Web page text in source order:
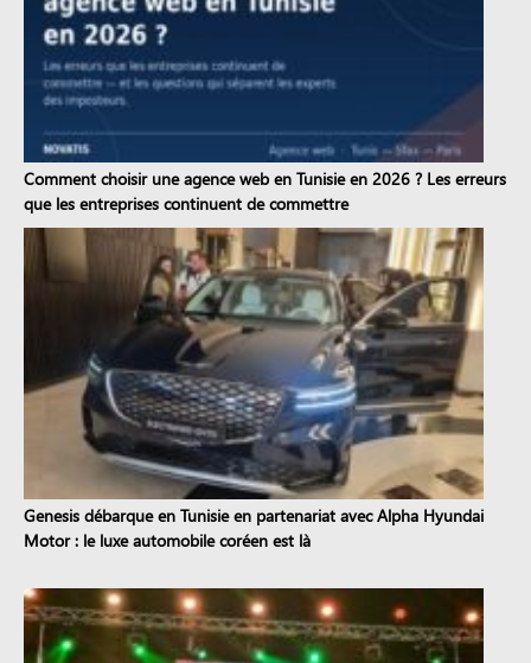
Comment choisir une agence web en Tunisie en 2026 ? Les erreurs
que les entreprises continuent de commettre
Genesis débarque en Tunisie en partenariat avec Alpha Hyundai
Motor : le luxe automobile coréen est là